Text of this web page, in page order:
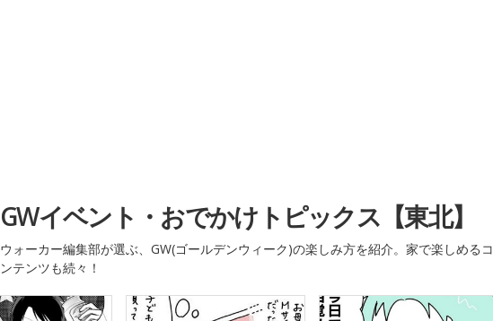
GWイベント・おでかけトピックス【東北】
ウォーカー編集部が選ぶ、GW(ゴールデンウィーク)の楽しみ方を紹介。家で楽しめるコ
ンテンツも続々！